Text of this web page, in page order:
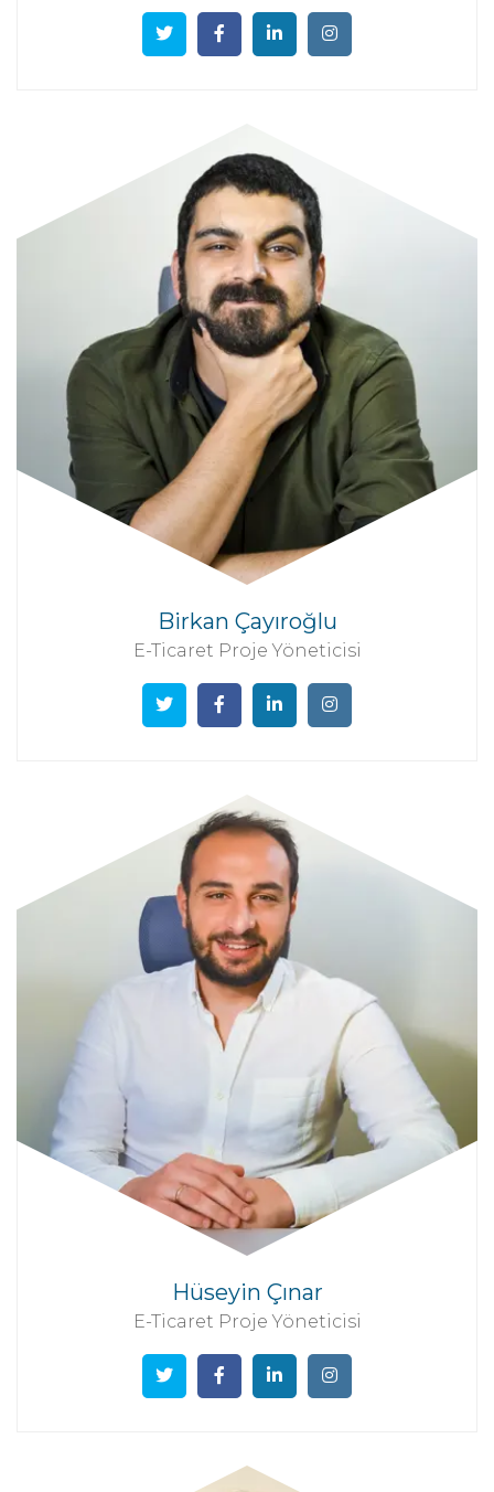
Birkan Çayıroğlu
E-Ticaret Proje Yöneticisi
Hüseyin Çınar
E-Ticaret Proje Yöneticisi